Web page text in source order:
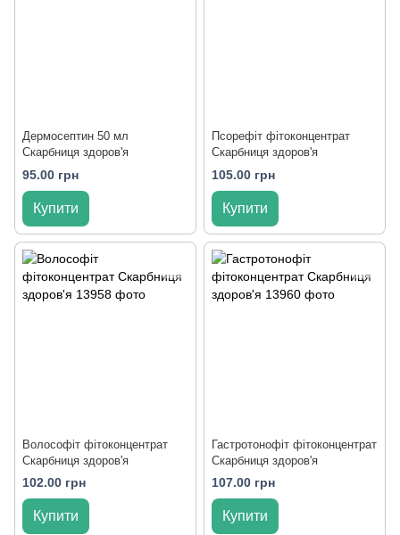
Дермосептин 50 мл
Скарбниця здоров'я
95.00 грн
Купити
Псорефіт фітоконцентрат
Скарбниця здоров'я
105.00 грн
Купити
Волософіт фітоконцентрат
Скарбниця здоров'я
102.00 грн
Купити
Гастротонофіт фітоконцентрат
Скарбниця здоров'я
107.00 грн
Купити